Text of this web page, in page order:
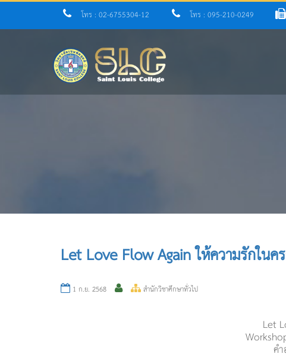
โทร : 02-6755304-12 โทร : 095-210-0249
Let Love Flow Again ให้ความรักใน
1 ก.ย. 2568 สำนักวิชาศึกษาทั่วไป
Let
ค